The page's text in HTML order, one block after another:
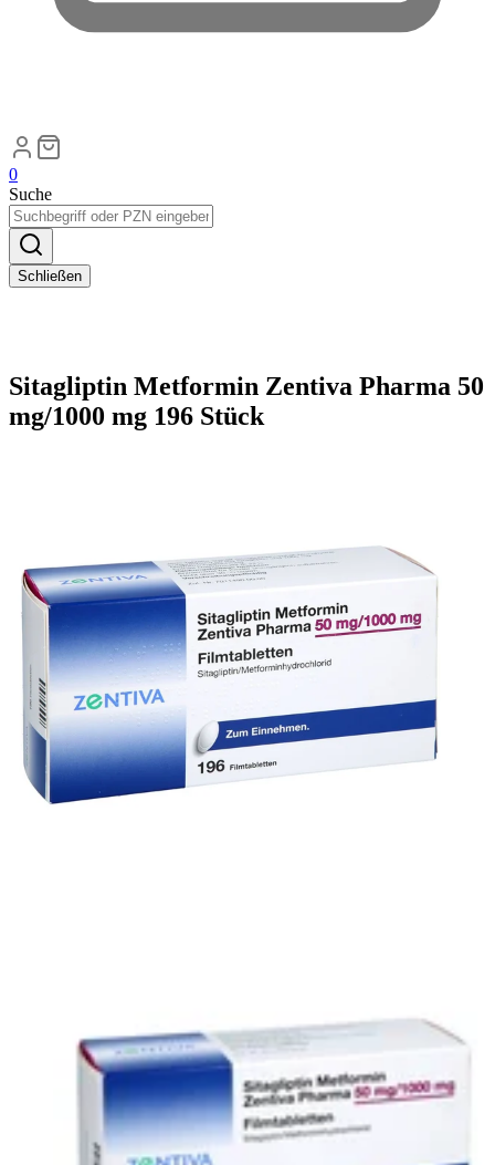
0
Suche
Schließen
Sitagliptin Metformin Zentiva Pharma 50
mg/1000 mg 196 Stück